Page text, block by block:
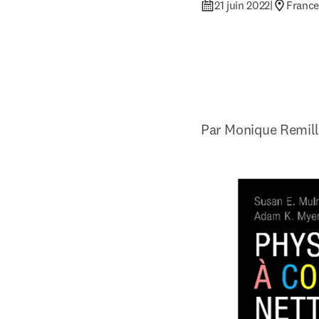
21 juin 2022| France
Par Monique